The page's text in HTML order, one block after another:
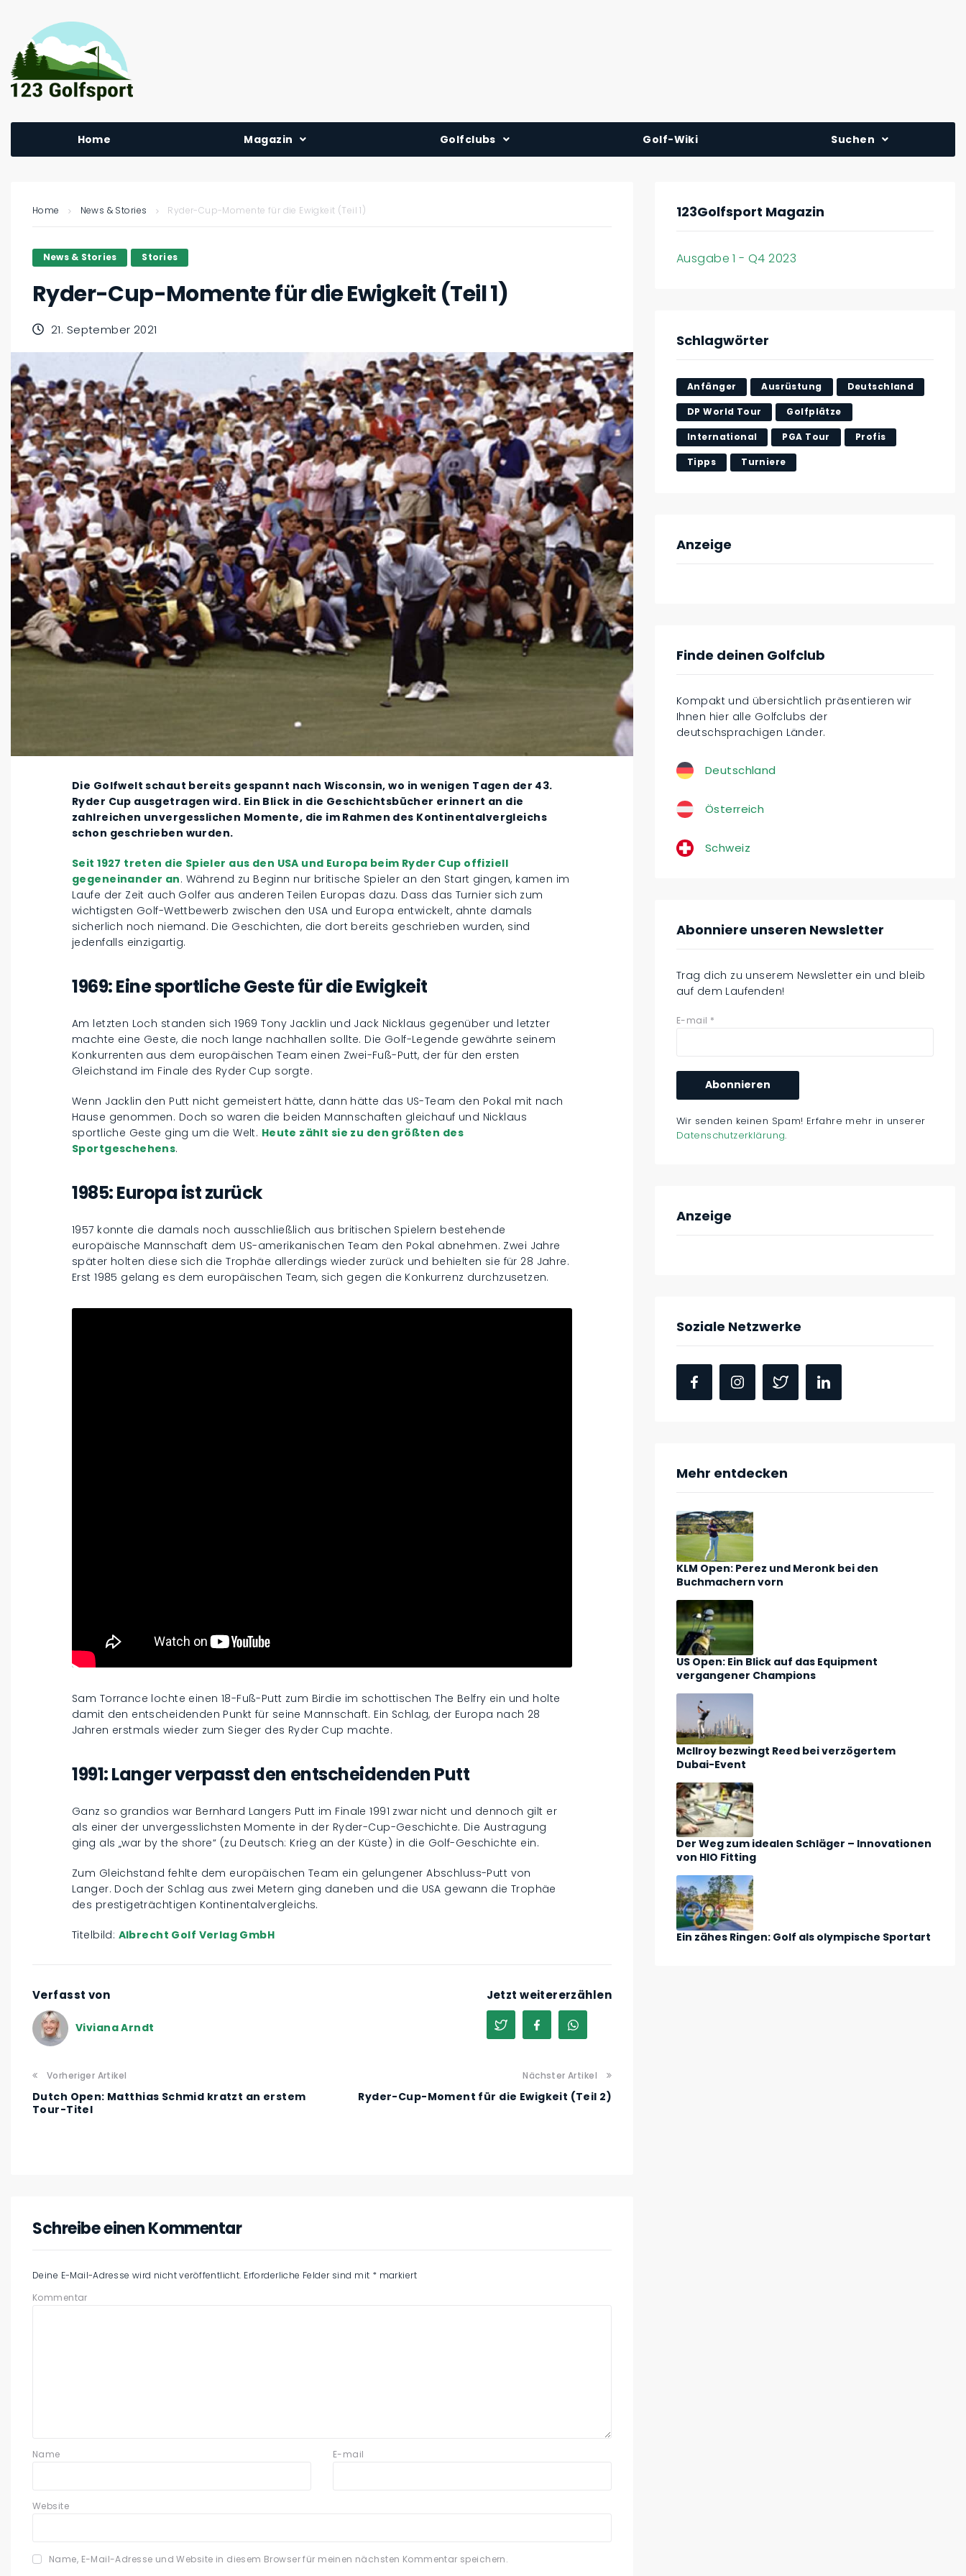
Home Magazin
Golfclubs
Golf-Wiki Suchen
Home News & Stories Ryder-Cup-Momente für die Ewigkeit (Teil 1)
News & Stories Stories
Ryder-Cup-Momente für die Ewigkeit (Teil 1)
21. September 2021
Die Golfwelt schaut bereits gespannt nach Wisconsin, wo in wenigen Tagen der 43.
Ryder Cup ausgetragen wird. Ein Blick in die Geschichtsbücher erinnert an die
zahlreichen unvergesslichen Momente, die im Rahmen des Kontinentalvergleichs
schon geschrieben wurden.
Seit 1927 treten die Spieler aus den USA und Europa beim Ryder Cup offiziell
gegeneinander an. Während zu Beginn nur britische Spieler an den Start gingen, kamen im
Laufe der Zeit auch Golfer aus anderen Teilen Europas dazu. Dass das Turnier sich zum
wichtigsten Golf-Wettbewerb zwischen den USA und Europa entwickelt, ahnte damals
sicherlich noch niemand. Die Geschichten, die dort bereits geschrieben wurden, sind
jedenfalls einzigartig.
1969: Eine sportliche Geste für die Ewigkeit
Am letzten Loch standen sich 1969 Tony Jacklin und Jack Nicklaus gegenüber und letzter
machte eine Geste, die noch lange nachhallen sollte. Die Golf-Legende gewährte seinem
Konkurrenten aus dem europäischen Team einen Zwei-Fuß-Putt, der für den ersten
Gleichstand im Finale des Ryder Cup sorgte.
Wenn Jacklin den Putt nicht gemeistert hätte, dann hätte das US-Team den Pokal mit nach
Hause genommen. Doch so waren die beiden Mannschaften gleichauf und Nicklaus
sportliche Geste ging um die Welt. Heute zählt sie zu den größten des
Sportgeschehens.
1985: Europa ist zurück
1957 konnte die damals noch ausschließlich aus britischen Spielern bestehende
europäische Mannschaft dem US-amerikanischen Team den Pokal abnehmen. Zwei Jahre
später holten diese sich die Trophäe allerdings wieder zurück und behielten sie für 28 Jahre.
Erst 1985 gelang es dem europäischen Team, sich gegen die Konkurrenz durchzusetzen.
Sam Torrance lochte einen 18-Fuß-Putt zum Birdie im schottischen The Belfry ein und holte
damit den entscheidenden Punkt für seine Mannschaft. Ein Schlag, der Europa nach 28
Jahren erstmals wieder zum Sieger des Ryder Cup machte.
1991: Langer verpasst den entscheidenden Putt
Ganz so grandios war Bernhard Langers Putt im Finale 1991 zwar nicht und dennoch gilt er
als einer der unvergesslichsten Momente in der Ryder-Cup-Geschichte. Die Austragung
ging als „war by the shore“ (zu Deutsch: Krieg an der Küste) in die Golf-Geschichte ein.
Zum Gleichstand fehlte dem europäischen Team ein gelungener Abschluss-Putt von
Langer. Doch der Schlag aus zwei Metern ging daneben und die USA gewann die Trophäe
des prestigeträchtigen Kontinentalvergleichs.
Titelbild: Albrecht Golf Verlag GmbH
Verfasst von
Viviana Arndt
Jetzt weitererzählen
Vorheriger Artikel
Dutch Open: Matthias Schmid kratzt an erstem
Tour-Titel
Nächster Artikel
Ryder-Cup-Moment für die Ewigkeit (Teil 2)
Schreibe einen Kommentar
Deine E-Mail-Adresse wird nicht veröffentlicht. Erforderliche Felder sind mit * markiert
Kommentar
Name E-mail
Website
Name, E-Mail-Adresse und Website in diesem Browser für meinen nächsten Kommentar speichern.
123Golfsport Magazin
Ausgabe 1 - Q4 2023
Schlagwörter
Anfänger Ausrüstung Deutschland
DP World Tour Golfplätze
International PGA Tour Profis
Tipps Turniere
Anzeige
Finde deinen Golfclub
Kompakt und übersichtlich präsentieren wir
Ihnen hier alle Golfclubs der
deutschsprachigen Länder.
Deutschland
Österreich
Schweiz
Abonniere unseren Newsletter
Trag dich zu unserem Newsletter ein und bleib
auf dem Laufenden!
E-mail *
Wir senden keinen Spam! Erfahre mehr in unserer
Datenschutzerklärung.
Anzeige
Soziale Netzwerke
Mehr entdecken
KLM Open: Perez und Meronk bei den
Buchmachern vorn
US Open: Ein Blick auf das Equipment
vergangener Champions
McIlroy bezwingt Reed bei verzögertem
Dubai-Event
Der Weg zum idealen Schläger – Innovationen
von HIO Fitting
Ein zähes Ringen: Golf als olympische Sportart